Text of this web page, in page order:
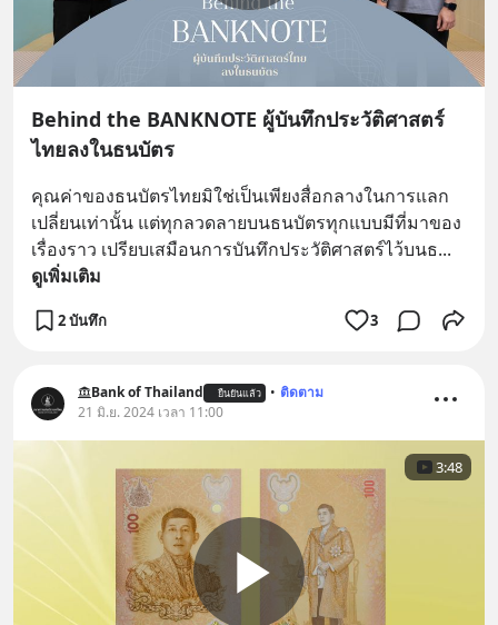
Behind the BANKNOTE ผู้บันทึกประวัติศาสตร์
ไทยลงในธนบัตร
คุณค่าของธนบัตรไทยมิใช่เป็นเพียงสื่อกลางในการแลก
เปลี่ยนเท่านั้น แต่ทุกลวดลายบนธนบัตรทุกแบบมีที่มาของ
เรื่องราว เปรียบเสมือนการบันทึกประวัติศาสตร์ไว้บนธ...
ดูเพิ่มเติม
2 บันทึก 3
Bank of Thailand ยืนยันแล้ว • ติดตาม
21 มิ.ย. 2024 เวลา 11:00
3:48